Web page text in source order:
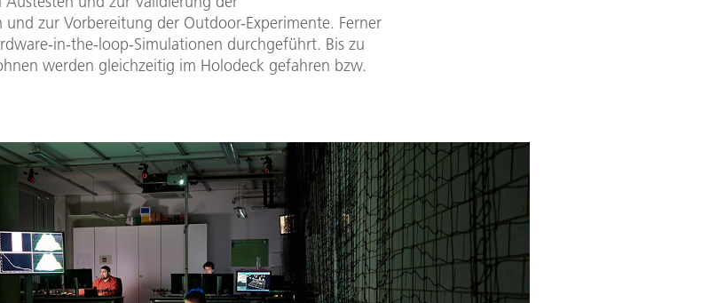
zur Vorbereitung der Outdoor-Experimente. Ferner
in-the-loop-Simulationen durchgeführt. Bis zu
werden gleichzeitig im Holodeck gefahren bzw.